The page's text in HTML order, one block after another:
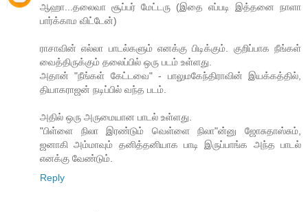
ஆஹா...தலைவா சூப்பர் மேட்டரு (இதை எப்படி இத்தனை நாளா
பார்க்காம விட்டேன்)
ராசாவின் எல்லா பாடல்களும் எனக்கு பிடிக்கும். குறிப்பாக நீங்கள்
வைத்திருக்கும் தலைப்பில் ஒரு படம் உள்ளது.
அதான் "நீங்கள் கேட்டவை" - பாலுமகேந்திராவின் இயக்கத்தில்,
தியாகராஜன் நடிப்பில் வந்த படம்.
அதில் ஒரு அருமையான பாடல் உள்ளது.
"பிள்ளை நிலா இரண்டும் வெள்ளை நிலா"ன்னு ஜோசுதாஸ்சும்,
ஜனாகி அம்மாவும் தனித்தனியாக பாடி இருப்பாங்க அந்த பாடல்
எனக்கு வேண்டும்.
Reply